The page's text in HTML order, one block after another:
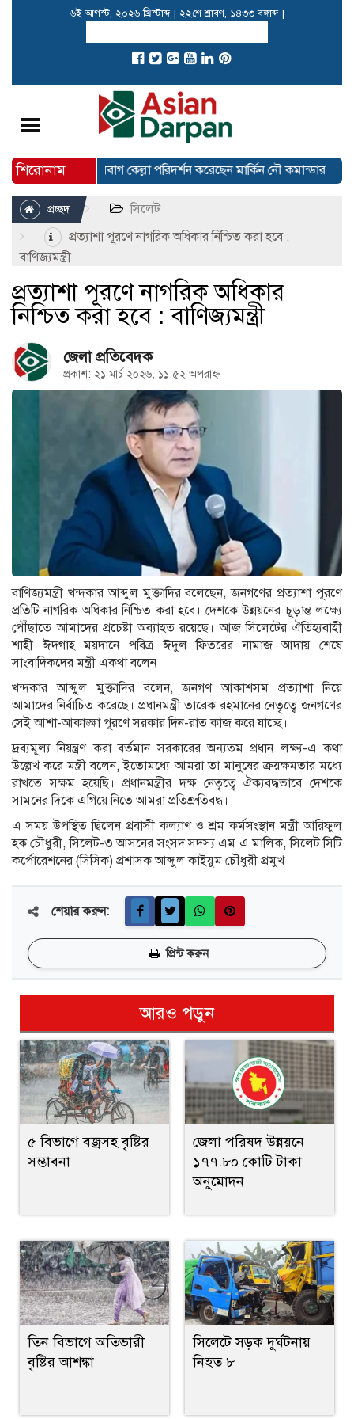
৬ই আগস্ট, ২০২৬ খ্রিস্টাব্দ| ২২শে শ্রাবণ, ১৪৩৩ বঙ্গাব্দ|
Toggle
শিরোনাম
দাম লালবাগ কেল্লা পরিদর্শন করেছেন মার্কিন নৌ কমান্ডার
প্রচ্ছদ
সিলেট
প্রত্যাশা পূরণে নাগরিক অধিকার নিশ্চিত করা হবে :
বাণিজ্যমন্ত্রী
প্রত্যাশা পূরণে নাগরিক অধিকার
নিশ্চিত করা হবে : বাণিজ্যমন্ত্রী
জেলা প্রতিবেদক
প্রকাশ: ২১ মার্চ ২০২৬, ১১:৫২ অপরাহ্ন
বাণিজ্যমন্ত্রী খন্দকার আব্দুল মুক্তাদির বলেছেন, জনগণের প্রত্যাশা পূরণে
প্রতিটি নাগরিক অধিকার নিশ্চিত করা হবে। দেশকে উন্নয়নের চূড়ান্ত লক্ষ্যে
পৌঁছাতে আমাদের প্রচেষ্টা অব্যাহত রয়েছে। আজ সিলেটের ঐতিহ্যবাহী
শাহী ঈদগাহ ময়দানে পবিত্র ঈদুল ফিতরের নামাজ আদায় শেষে
সাংবাদিকদের মন্ত্রী একথা বলেন।
খন্দকার আব্দুল মুক্তাদির বলেন, জনগণ আকাশসম প্রত্যাশা নিয়ে
আমাদের নির্বাচিত করেছে। প্রধানমন্ত্রী তারেক রহমানের নেতৃত্বে জনগণের
সেই আশা-আকাঙ্ক্ষা পূরণে সরকার দিন-রাত কাজ করে যাচ্ছে।
দ্রব্যমূল্য নিয়ন্ত্রণ করা বর্তমান সরকারের অন্যতম প্রধান লক্ষ্য-এ কথা
উল্লেখ করে মন্ত্রী বলেন, ইতোমধ্যে আমরা তা মানুষের ক্রয়ক্ষমতার মধ্যে
রাখতে সক্ষম হয়েছি। প্রধানমন্ত্রীর দক্ষ নেতৃত্বে ঐক্যবদ্ধভাবে দেশকে
সামনের দিকে এগিয়ে নিতে আমরা প্রতিশ্রুতিবদ্ধ।
এ সময় উপস্থিত ছিলেন প্রবাসী কল্যাণ ও শ্রম কর্মসংস্থান মন্ত্রী আরিফুল
হক চৌধুরী, সিলেট-৩ আসনের সংসদ সদস্য এম এ মালিক, সিলেট সিটি
কর্পোরেশনের (সিসিক) প্রশাসক আব্দুল কাইয়ুম চৌধুরী প্রমুখ।
শেয়ার করুন:
প্রিন্ট করুন
আরও পড়ুন
৫ বিভাগে বজ্রসহ বৃষ্টির
সম্ভাবনা
জেলা পরিষদ উন্নয়নে
১৭৭.৮০ কোটি টাকা
অনুমোদন
তিন বিভাগে অতিভারী
বৃষ্টির আশঙ্কা
সিলেটে সড়ক দুর্ঘটনায়
নিহত ৮